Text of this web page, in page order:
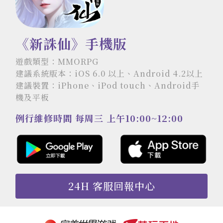
《新誅仙》手機版
遊戲類型：MMORPG
建議系統版本：iOS 6.0 以上、Android 4.2以上
建議裝置：iPhone、iPod touch、Android手
機及平板
例行維修時間 每周三 上午10:00~12:00
24H 客服回報中心